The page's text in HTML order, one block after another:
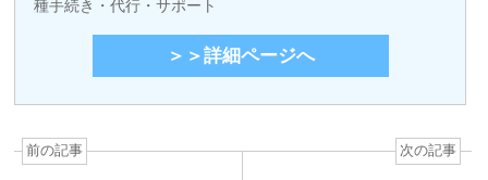
種手続き・代行・サポート
＞＞詳細ページへ
前の記事 次の記事